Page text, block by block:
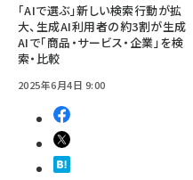
「AIで選ぶ」新しい検索行動が拡
大、生成AI利用者の約3割が生成
AIで「商品・サービス・企業」を検
索・比較
2025年6月4日 9:00